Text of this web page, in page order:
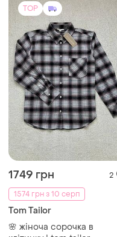
TOP
1749 грн
2
1574 грн з 10 серп
Tom Tailor
🌸 жіноча сорочка в